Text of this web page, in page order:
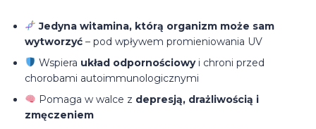
Jedyna witamina, którą organizm może sam
wytworzyć – pod wpływem promieniowania UV
Wspiera układ odpornościowyi chroni przed
chorobami autoimmunologicznymi
Pomaga w walce z depresją, drażliwością i
zmęczeniem